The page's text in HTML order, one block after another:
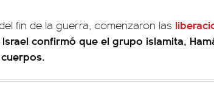
fin de la guerra, comenzaron las
Israel confirmó que el grupo islamita,